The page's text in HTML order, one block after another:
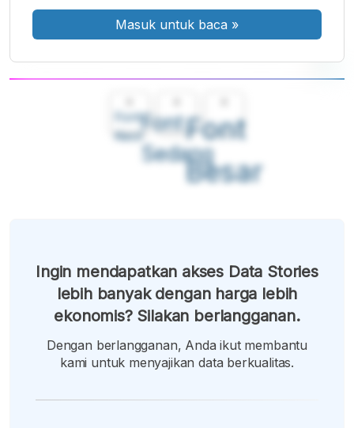
Font
Kecil
Font
Sedang
Font
Besar
Masuk untuk baca »
Ingin mendapatkan akses Data Stories
lebih banyak dengan harga lebih
ekonomis? Silakan berlangganan.
Dengan berlangganan, Anda ikut membantu
kami untuk menyajikan data berkualitas.